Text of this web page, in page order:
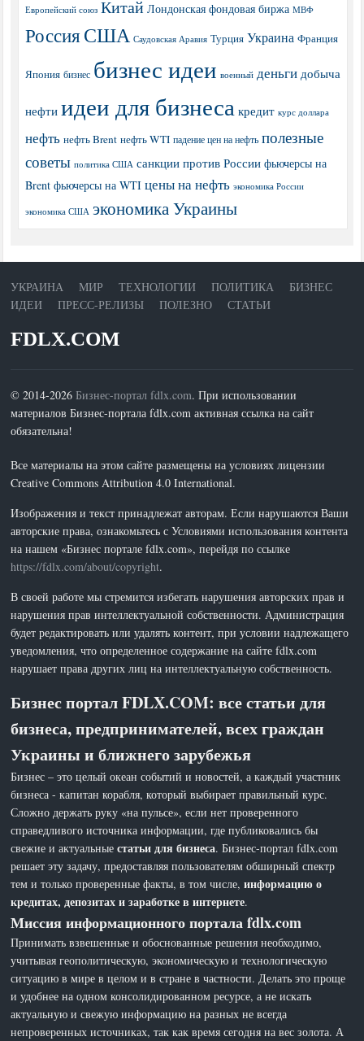
Европейский союз Китай Лондонская фондовая биржа МВФ
РоссияСША Саудовская Аравия Турция Украина Франция
Япония бизнес бизнес идеи военный деньги добыча
нефти идеи для бизнеса кредит курс доллара
нефть нефть Brent нефть WTI падение цен на нефть полезные
советы политика США санкции против России фьючерсы на
Brent фьючерсы на WTI цены на нефть экономика России
экономика США экономика Украины
УКРАИНА МИР ТЕХНОЛОГИИ ПОЛИТИКА
БИЗНЕС
ИДЕИ
ПРЕСС-РЕЛИЗЫ ПОЛЕЗНО СТАТЬИ
FDLX.COM
© 2014-2026Бизнес-портал fdlx.com. При использовании
материалов Бизнес-портала fdlx.com активная ссылка на сайт
обязательна!
Все материалы на этом сайте размещены на условиях лицензии
Creative Commons Attribution 4.0 International.
Изображения и текст принадлежат авторам. Если нарушаются Ваши
авторские права, ознакомьтесь с Условиями использования контента
на нашем «Бизнес портале fdlx.com», перейдя по ссылке
https://fdlx.com/about/copyright.
В своей работе мы стремится избегать нарушения авторских прав и
нарушения прав интеллектуальной собственности. Администрация
будет редактировать или удалять контент, при условии надлежащего
уведомления, что определенное содержание на сайте fdlx.com
нарушает права других лиц на интеллектуальную собственность.
Бизнес портал FDLX.COM: все статьи для
бизнеса, предпринимателей, всех граждан
Украины и ближнего зарубежья
Бизнес – это целый океан событий и новостей, а каждый участник
бизнеса - капитан корабля, который выбирает правильный курс.
Сложно держать руку «на пульсе», если нет проверенного
справедливого источника информации, где публиковались бы
свежие и актуальныестатьи для бизнеса. Бизнес-портал fdlx.com
решает эту задачу, предоставляя пользователям обширный спектр
тем и только проверенные факты, в том числе,информацию о
кредитах, депозитах и заработке в интернете.
Миссия информационного портала fdlx.com
Принимать взвешенные и обоснованные решения необходимо,
учитывая геополитическую, экономическую и технологическую
ситуацию в мире в целом и в стране в частности. Делать это проще
и удобнее на одном консолидированном ресурсе, а не искать
актуальную и свежую информацию на разных не всегда
непроверенных источниках, так как время сегодня на вес золота. А